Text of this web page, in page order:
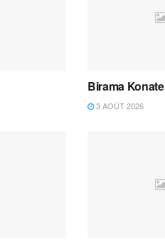
Birama Konate
3 AOÛT 2026